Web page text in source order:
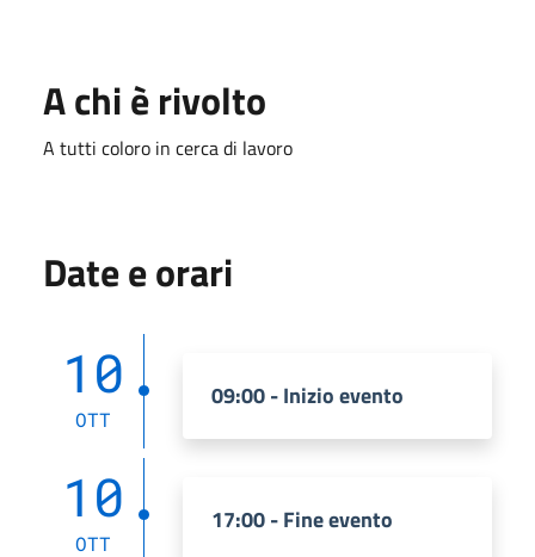
A chi è rivolto
A tutti coloro in cerca di lavoro
Date e orari
10
OTT
09:00 - Inizio evento
10
OTT
17:00 - Fine evento